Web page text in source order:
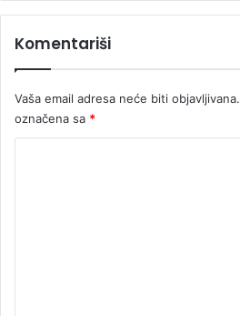
Komentariši
Vaša email adresa neće biti objavljivana.
označena sa *